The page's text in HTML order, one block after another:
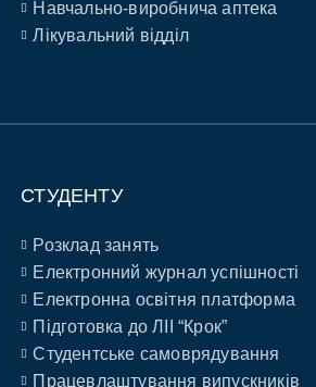
Навчально-виробнича аптека
Лікувальний відділ
СТУДЕНТУ
Розклад занять
Електронний журнал успішності
Електронна освітня платформа
Підготовка до ЛІІ “Крок”
Студентське самоврядування
Працевлаштування випускників